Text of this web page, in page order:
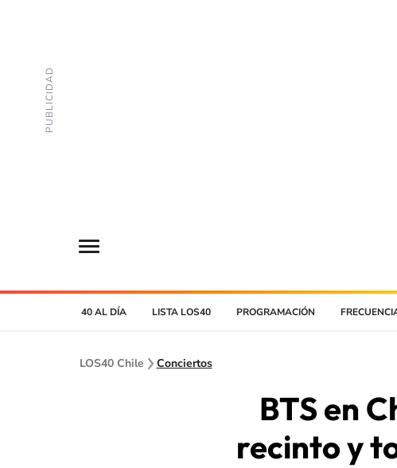
40 AL DÍA LISTA LOS40 PROGRAMACIÓN
LOS40 Chile Conciertos
BTS en
recinto y